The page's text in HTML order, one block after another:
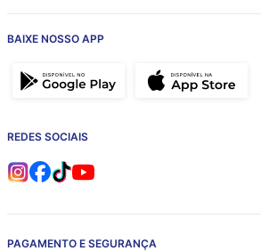
BAIXE NOSSO APP
REDES SOCIAIS
PAGAMENTO E SEGURANÇA